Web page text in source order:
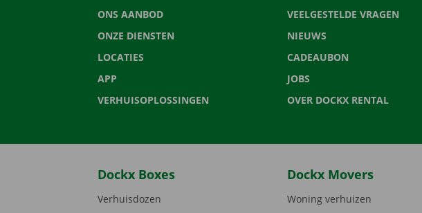
ONS AANBOD
ONZE DIENSTEN
LOCATIES
APP
VERHUISOPLOSSINGEN
VEELGESTELDE VRAGEN
NIEUWS
CADEAUBON
JOBS
OVER DOCKX RENTAL
Dockx Boxes
Verhuisdozen
Dockx Movers
Woning verhuizen